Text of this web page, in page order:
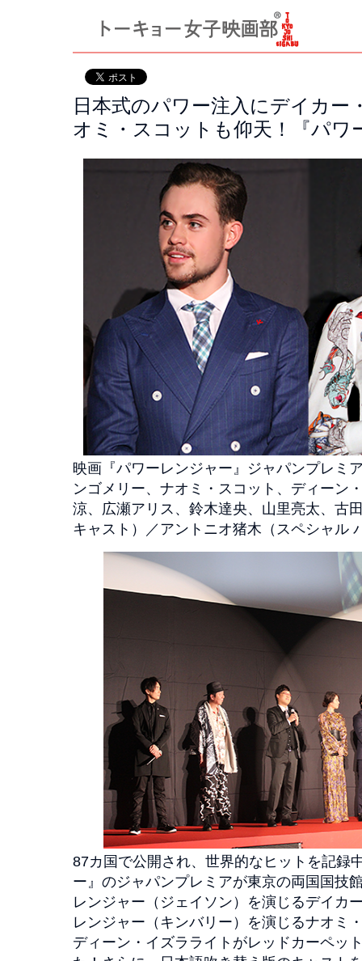
日本式のパワー注入にデイカー
オミ・スコットも仰天！『パワ
映画『パワーレンジャー』ジャパンプレミ
ンゴメリー、ナオミ・スコット、ディーン
涼、広瀬アリス、鈴木達央、山里亮太、古
キャスト）／アントニオ猪木（スペシャル
87カ国で公開され、世界的なヒットを記録
ー』のジャパンプレミアが東京の両国国技
レンジャー（ジェイソン）を演じるデイカ
レンジャー（キンバリー）を演じるナオミ
ディーン・イズラライトがレッドカーペッ